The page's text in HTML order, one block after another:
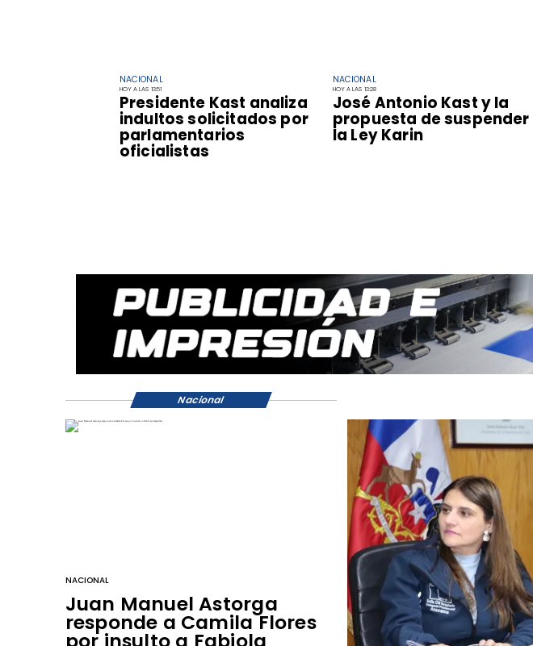
NACIONAL
HOY A LAS 13:51
Presidente Kast analiza
indultos solicitados por
parlamentarios
oficialistas
NACIONAL
HOY A LAS 13:28
José Antonio Kast y la
propuesta de suspender
la Ley Karin
NACIONAL
Juan Manuel Astorga
responde a Camila Flores
por insulto a Fabiola
Nacional